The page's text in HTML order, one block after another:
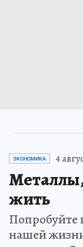
ЭКОНОМИКА 4
жить
Попробуйте
нашей